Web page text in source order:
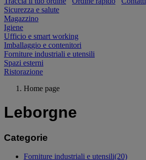
Sicurezza e salute
Magazzino
Igiene
Ufficio e smart working
Imballaggio e contenitori
Forniture industriali e utensili
Spazi esterni
Ristorazione
Home page
Leborgne
Categorie
Forniture industriali e utensili(20)